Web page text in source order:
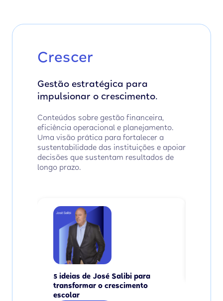
Crescer
Gestão estratégica para
impulsionar o crescimento.
Conteúdos sobre gestão financeira,
eficiência operacional e planejamento.
Uma visão prática para fortalecer a
sustentabilidade das instituições e apoiar
decisões que sustentam resultados de
longo prazo.
5 ideias de José Salibi para
transformar o crescimento
escolar